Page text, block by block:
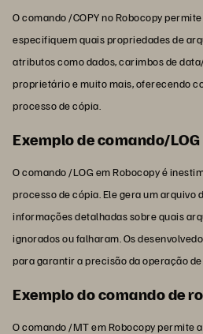
O comando /COPY no Robocopy
especifiquem quais propriedades de
atributos como dados, carimbos de
proprietário e muito mais, oferecendo
processo de cópia.
Exemplo de comando/
O comando /LOG em Robocopy é
processo de cópia. Ele gera um arquivo
informações detalhadas sobre quais
ignorados ou falharam. Os
para garantir a precisão da operação de
Exemplo do comando de
O comando /MT em Robocopy permite